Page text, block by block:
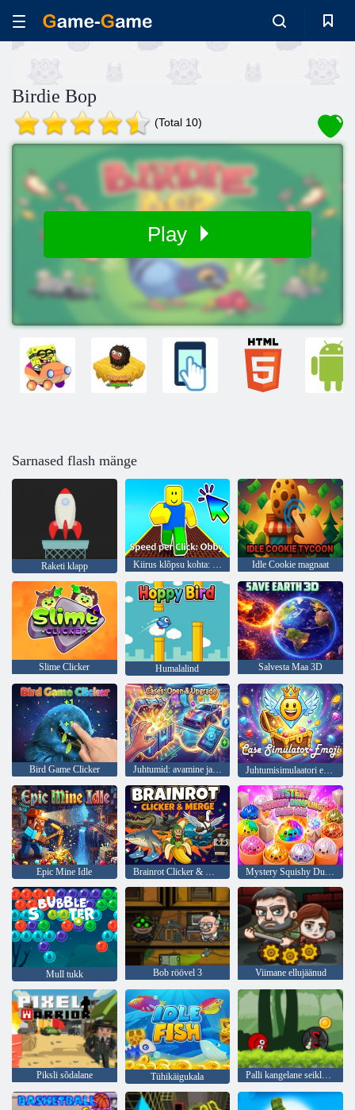
Birdie Bop
(Total 10)
Play
Sarnased flash mänge
Raketi klapp Kiirus klõpsu kohta: Obby Idle Cookie magnaat
Slime Clicker Humalalind Salvesta Maa 3D
Bird Game Clicker Juhtumid: avamine ja täiendamine Juhtumisimulaatori emotikon
Epic Mine Idle Brainrot Clicker & Merge Mystery Squishy Dumpling Blind Box
Mull tukk Bob röövel 3 Viimane ellujäänud
Piksli sõdalane Tühikäigukala Palli kangelane seiklus: punane põrgapall